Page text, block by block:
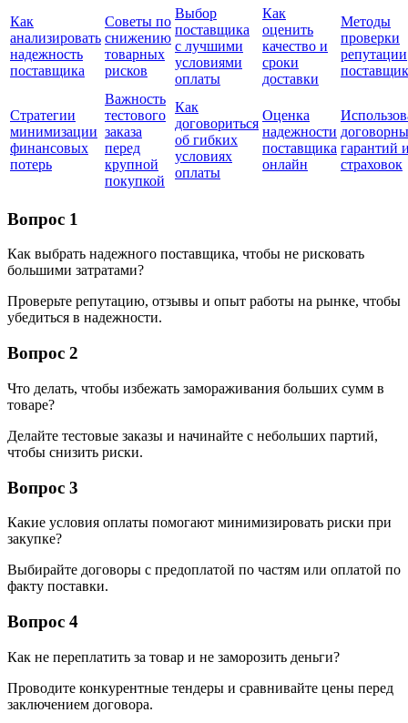
Как
анализировать
надежность
поставщика
Советы по
снижению
товарных
рисков
Выбор
поставщика
с лучшими
условиями
оплаты
Как
оценить
качество и
сроки
доставки
Методы
проверки
репутации
Стратегии
минимизации
финансовых
потерь
Важность
тестового
заказа
перед
крупной
покупкой
Как
договориться
об гибких
условиях
оплаты
Оценка
надежности
поставщика
онлайн
гарантий
страховок
Вопрос 1
Как выбрать надежного поставщика, чтобы не рисковать
большими затратами?
Проверьте репутацию, отзывы и опыт работы на рынке, чтобы
убедиться в надежности.
Вопрос 2
Что делать, чтобы избежать замораживания больших сумм в
товаре?
Делайте тестовые заказы и начинайте с небольших партий,
чтобы снизить риски.
Вопрос 3
Какие условия оплаты помогают минимизировать риски при
закупке?
Выбирайте договоры с предоплатой по частям или оплатой по
факту поставки.
Вопрос 4
Как не переплатить за товар и не заморозить деньги?
Проводите конкурентные тендеры и сравнивайте цены перед
заключением договора.